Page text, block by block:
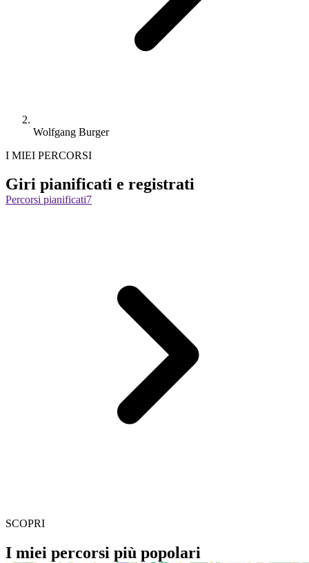
Wolfgang Burger
I MIEI PERCORSI
Giri pianificati e registrati
Percorsi pianificati7
SCOPRI
I miei percorsi più popolari